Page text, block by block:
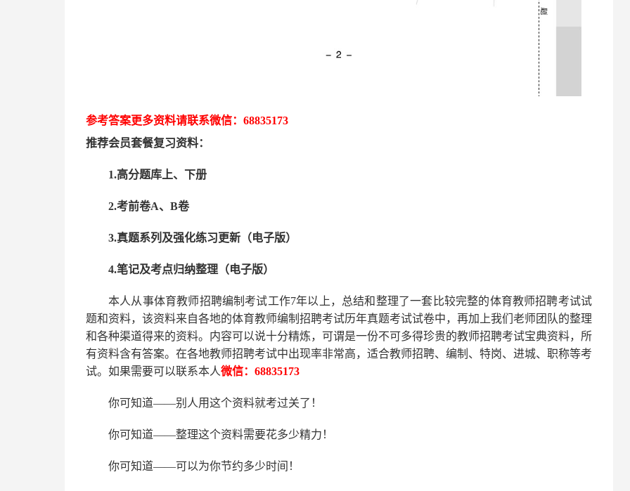
参考答案更多资料请联系微信： 68835173
推荐会员套餐复习资料：
1.高分题库上、下册
2.考前卷A、B卷
3.真题系列及强化练习更新（电子版）
4.笔记及考点归纳整理（电子版）
本人从事体育教师招聘编制考试工作7年以上，总结和整理了一套比较完整的体育教师招聘考试试
题和资料，该资料来自各地的体育教师编制招聘考试历年真题考试试卷中， 再加上我们 老师 团队的整理
和各种渠道得来的资料。内容可以说十分精炼，可谓是一份不可多得珍贵的教师招聘考试宝典资料，所
有资料含有答案。 在各地教师招聘考试中出现率非常高，适合教师招聘、编制、特岗、进城、职称等考
试。如果需要可以联系本人微信： 68835173
你可知道——别人用这个资料就考过关了！
你可知道——整理这个资料需要花多少精力 ！
你可知道——可以为你节约多少时间！